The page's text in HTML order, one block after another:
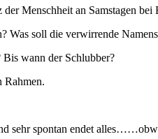
Menschheit an Samstagen
soll die verwirrende
wann der Schlubber?
Rahmen.
sehr spontan endet